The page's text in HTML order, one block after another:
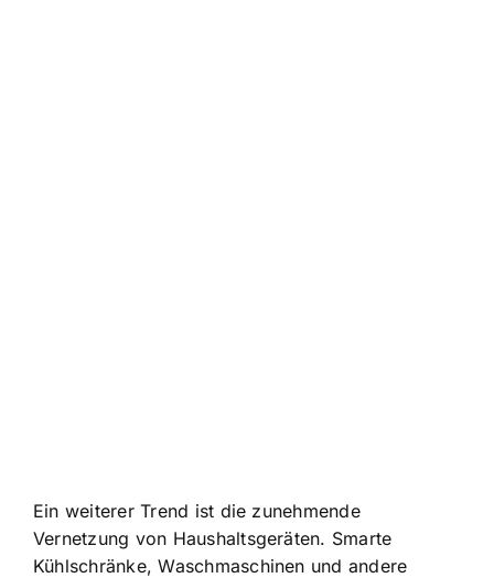
Ein weiterer Trend ist die zunehmende
Vernetzung von Haushaltsgeräten. Smarte
Kühlschränke, Waschmaschinen und andere